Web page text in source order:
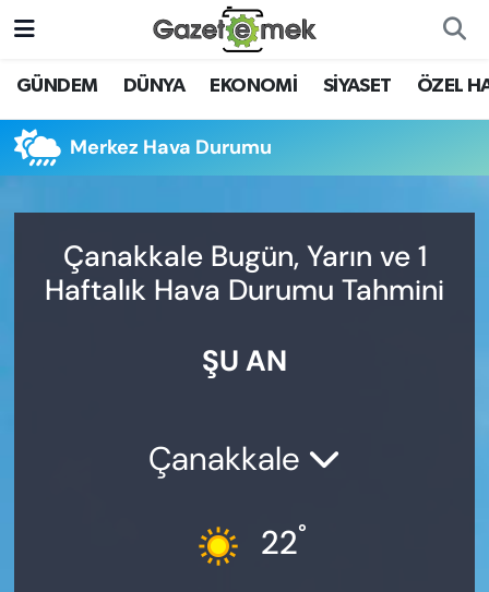
GÜNDEM DÜNYA EKONOMİ SİYASET ÖZEL
Merkez Hava Durumu
Çanakkale Bugün, Yarın ve 1
Haftalık Hava Durumu Tahmini
ŞU AN
Çanakkale
22°
DÜNYA
EKONOMİ
YENİ MEDYADA EMEK
GAZETECİLİĞİNİ GELİŞTİRMEK
Nöbetçi Eczaneler
Hava Durumu
Trafik Durumu
Süper Lig Puan Durumu ve Fikstür
Haber Arşivi